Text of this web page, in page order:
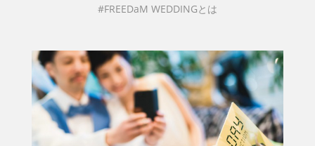
#FREEDaM WEDDINGとは